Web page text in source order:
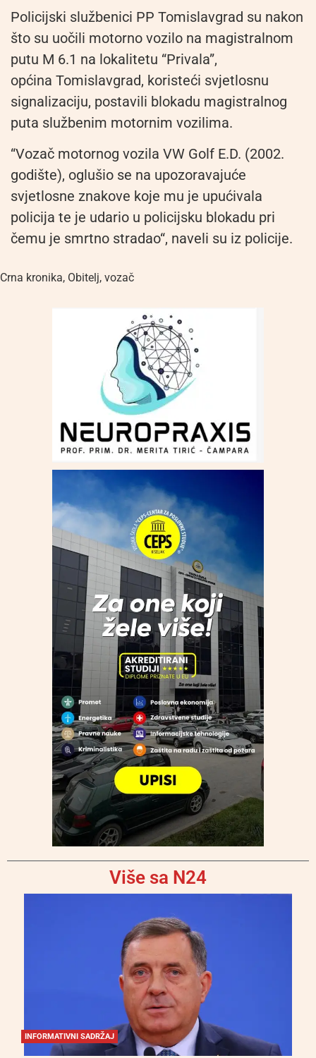
Policijski službenici PP Tomislavgrad su nakon
što su uočili motorno vozilo na magistralnom
putu M 6.1 na lokalitetu “Privala”,
općina Tomislavgrad, koristeći svjetlosnu
signalizaciju, postavili blokadu magistralnog
puta službenim motornim vozilima.
“Vozač motornog vozila VW Golf E.D. (2002.
godište), oglušio se na upozoravajuće
svjetlosne znakove koje mu je upućivala
policija te je udario u policijsku blokadu pri
čemu je smrtno stradao“, naveli su iz policije.
Crna kronika, Obitelj, vozač
Više sa N24
INFORMATIVNI SADRŽAJ